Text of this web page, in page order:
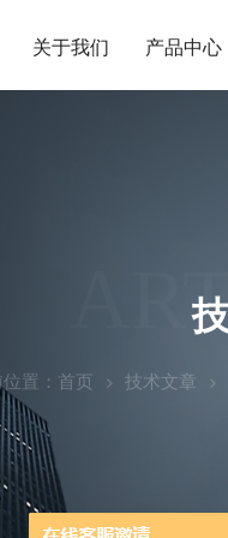
关于我们 产品中心
置： 首页 技术文章